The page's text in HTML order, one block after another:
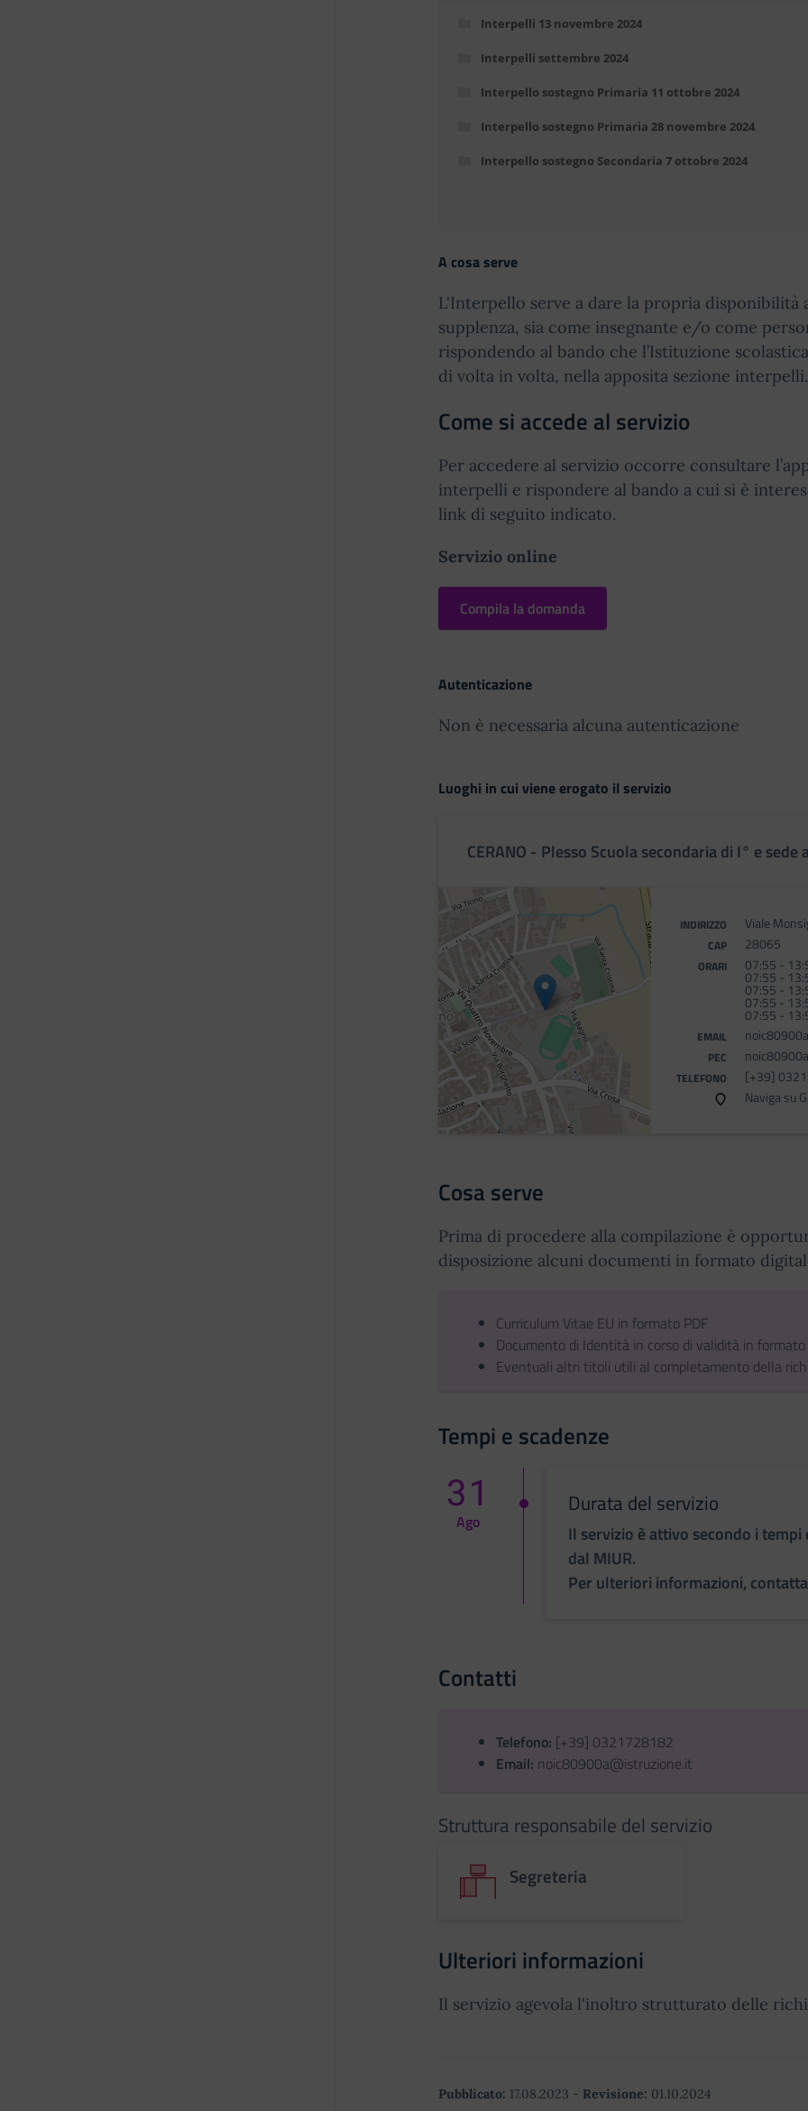
Interpelli 13 novembre 2024
Interpelli settembre 2024
Interpello sostegno Primaria 11 ottobre 2024
Interpello sostegno Primaria 28 novembre 2024
Interpello sostegno Secondaria 7 ottobre 2024
A cosa serve
L'Interpello serve a dare la propria disponibilità
supplenza, sia come insegnante e/o come
rispondendo al bando che l’Istituzione
di volta in volta, nella apposita sezione interpelli.
Come si accede al servizio
Per accedere al servizio occorre consultare
interpelli e rispondere al bando a cui si è
link di seguito indicato.
Servizio online
Compila la domanda
Autenticazione
Non è necessaria alcuna autenticazione
Luoghi in cui viene erogato il servizio
CERANO - Plesso Scuola secondaria di I° e
INDIRIZZO Viale
CAP 28065
ORARI 07:55 -
07:55 -
07:55 -
07:55 -
07:55 -
EMAIL
PEC
TELEFONO
[+39]
Naviga su
Cosa serve
Prima di procedere alla compilazione è
disposizione alcuni documenti in formato
Curriculum Vitae EU in formato PDF
Documento di Identità in corso di validità in formato
Eventuali altri titoli utili al completamento della
Tempi e scadenze
Durata del servizio
Il servizio è attivo secondo i
dal MIUR.
Per ulteriori informazioni,
31
Ago
Contatti
Telefono: [+39] 0321728182
Email: noic80900a@istruzione.it
Struttura responsabile del servizio
Segreteria
Ulteriori informazioni
Il servizio agevola l'inoltro strutturato delle
Pubblicato: 17.08.2023 - Revisione: 01.10.2024